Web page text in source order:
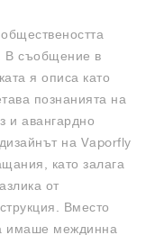
. В съобщение в
я описа като
познанията на
и авангардно
на Vaporfly
като залага
от
Вместо
имаше междинна